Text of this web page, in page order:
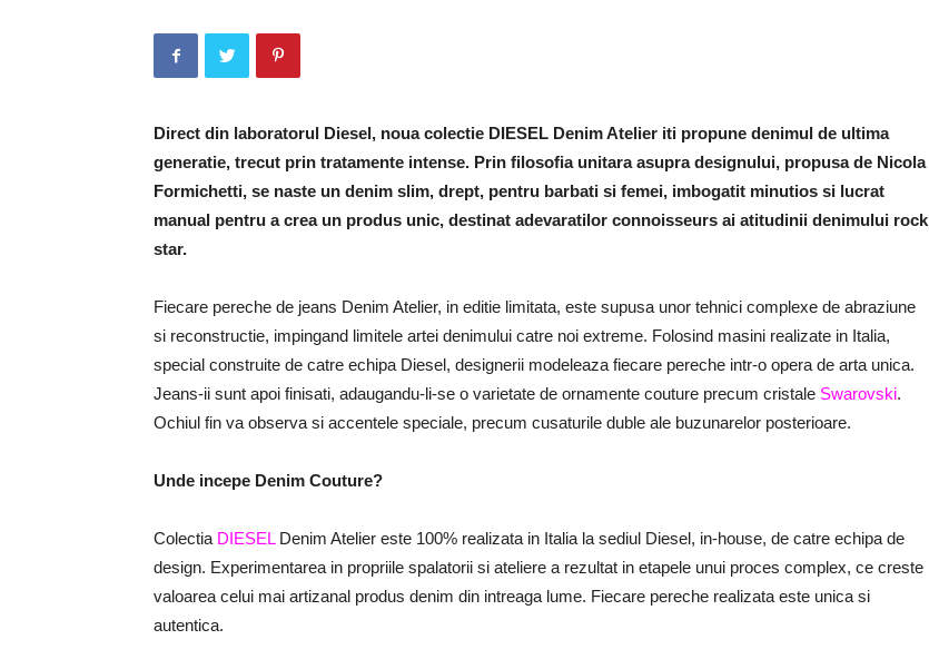
Direct din laboratorul Diesel, noua colectie DIESEL Denim Atelier iti propune denimul de ultima
generatie, trecut prin tratamente intense. Prin filosofia unitara asupra designului, propusa de Nicola
Formichetti, se naste un denim slim, drept, pentru barbati si femei, imbogatit minutios si lucrat
manual pentru a crea un produs unic, destinat adevaratilor connoisseurs ai atitudinii denimului rock
star.
Fiecare pereche de jeans Denim Atelier, in editie limitata, este supusa unor tehnici complexe de abraziune
si reconstructie, impingand limitele artei denimului catre noi extreme. Folosind masini realizate in Italia,
special construite de catre echipa Diesel, designerii modeleaza fiecare pereche intr-o opera de arta unica.
Jeans-ii sunt apoi finisati, adaugandu-li-se o varietate de ornamente couture precum cristale Swarovski.
Ochiul fin va observa si accentele speciale, precum cusaturile duble ale buzunarelor posterioare.
Unde incepe Denim Couture?
Colectia DIESELDenim Atelier este 100% realizata in Italia la sediul Diesel, in-house, de catre echipa de
design. Experimentarea in propriile spalatorii si ateliere a rezultat in etapele unui proces complex, ce creste
valoarea celui mai artizanal produs denim din intreaga lume. Fiecare pereche realizata este unica si
autentica.